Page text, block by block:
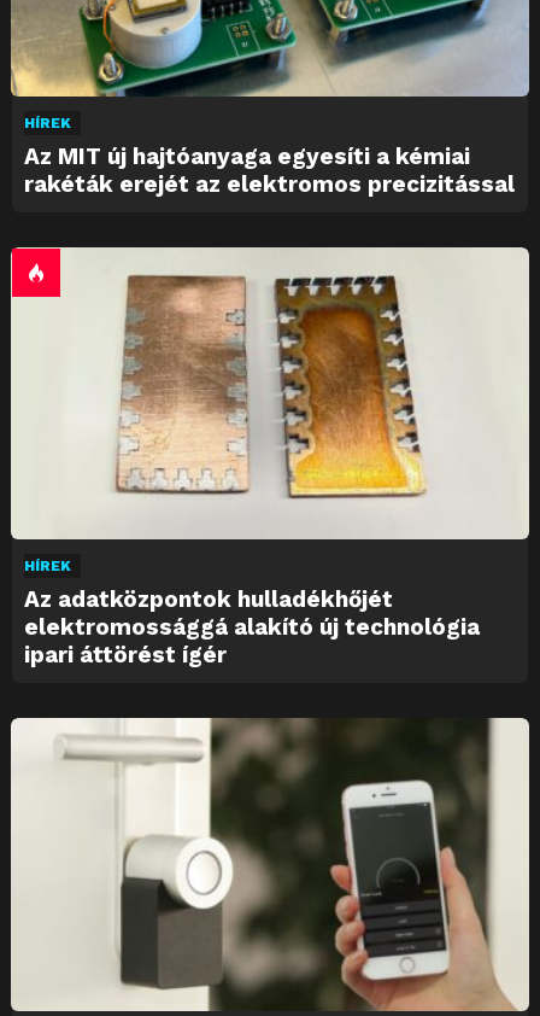
HÍREK
Az MIT új hajtóanyaga egyesíti a kémiai
rakéták erejét az elektromos precizitással
HÍREK
Az adatközpontok hulladékhőjét
elektromossággá alakító új technológia
ipari áttörést ígér